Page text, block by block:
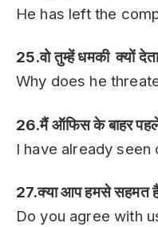
He has left the
25.वो तुम्हें धमकी क्यों
Why does he
26.मैं ऑफिस के बाहर
I have already
27.क्या आप हमसे सहमत
Do you agree with